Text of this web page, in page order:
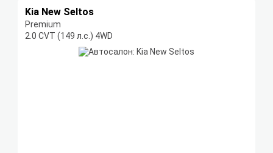
Kia New Seltos
Premium
2.0 CVT (149 л.с.) 4WD